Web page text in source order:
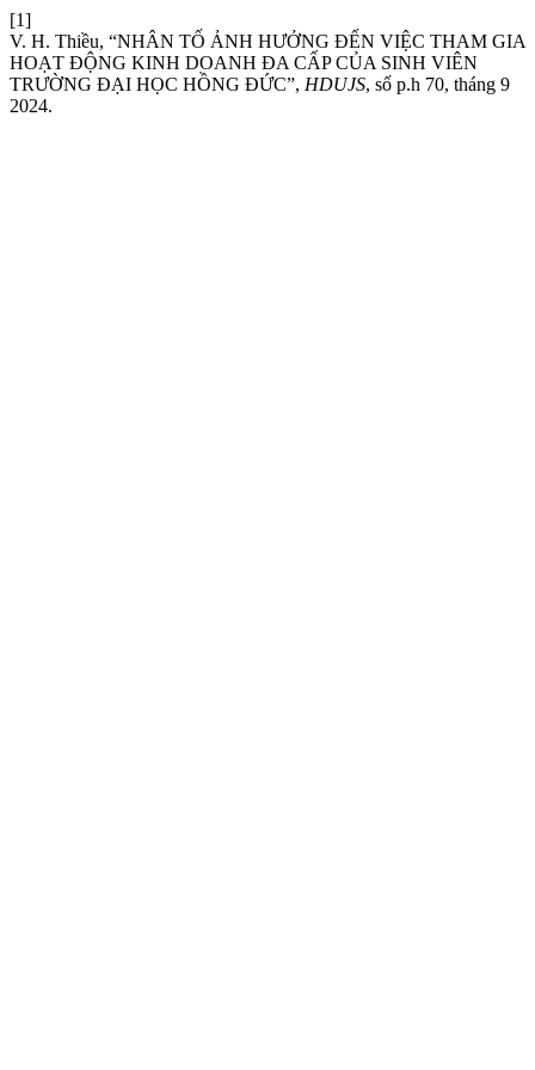
[1]
V. H. Thiều, “NHÂN TỐ ẢNH HƯỞNG ĐẾN VIỆC THAM GIA
HOẠT ĐỘNG KINH DOANH ĐA CẤP CỦA SINH VIÊN
TRƯỜNG ĐẠI HỌC HỒNG ĐỨC”, HDUJS, số p.h 70, tháng 9
2024.